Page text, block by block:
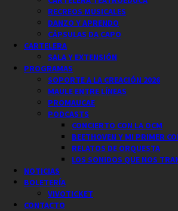
RECREOS MUSICALES
DANZO Y APRENDO
CÁPSULAS DA CAPO
CARTELERA
SALA Y EXTENSIÓN
PROGRAMAS
SOPORTE A LA CREACIÓN 2026
MAULE ENTRE LÍNEAS
PROMAUCAE
PODCASTS
CONCIERTO CON LA OCM
BEETHOVEN Y MI PRIMER
RELATOS DE ORQUESTA
LOS SONIDOS QUE NOS
NOTICIAS
BOLETERÍA
VIVOTICKET
CONTACTO